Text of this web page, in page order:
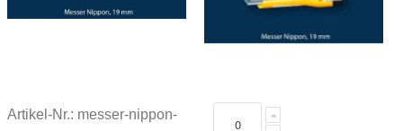
Artikel-Nr.: messer-nippon-